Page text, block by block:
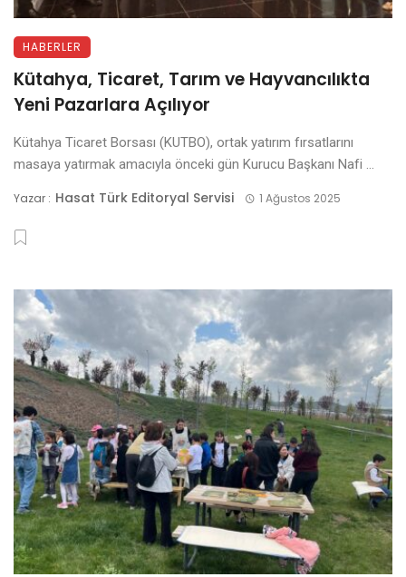
HABERLER
Kütahya, Ticaret, Tarım ve Hayvancılıkta
Yeni Pazarlara Açılıyor
Kütahya Ticaret Borsası (KUTBO), ortak yatırım fırsatlarını
masaya yatırmak amacıyla önceki gün Kurucu Başkanı Nafi ...
Yazar : Hasat Türk Editoryal Servisi 1 Ağustos 2025